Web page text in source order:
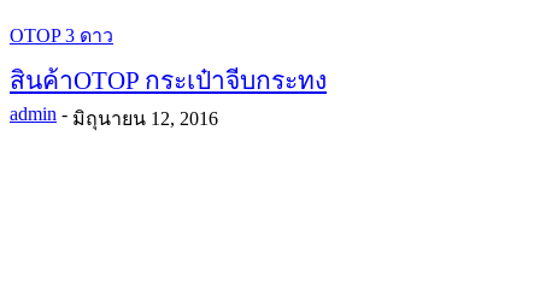
OTOP 3 ดาว
สินค้าOTOP กระเป๋าจีบกระทง
admin - มิถุนายน 12, 2016